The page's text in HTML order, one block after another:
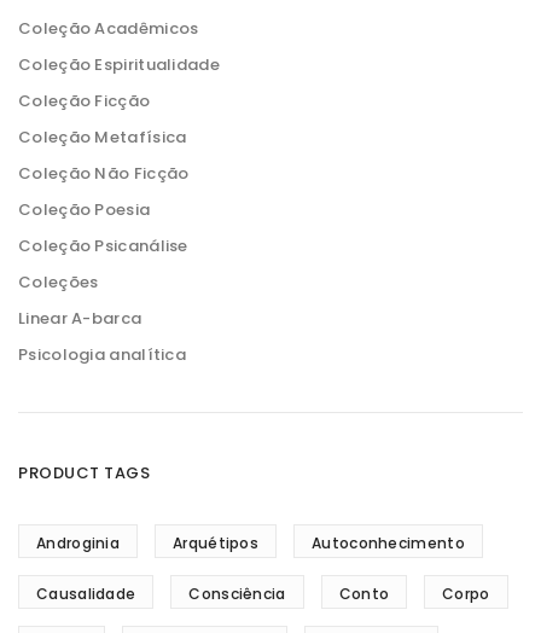
Coleção Acadêmicos
Coleção Espiritualidade
Coleção Ficção
Coleção Metafísica
Coleção Não Ficção
Coleção Poesia
Coleção Psicanálise
Coleções
Linear A-barca
Psicologia analítica
PRODUCT TAGS
Androginia Arquétipos Autoconhecimento
Causalidade Consciência Conto Corpo